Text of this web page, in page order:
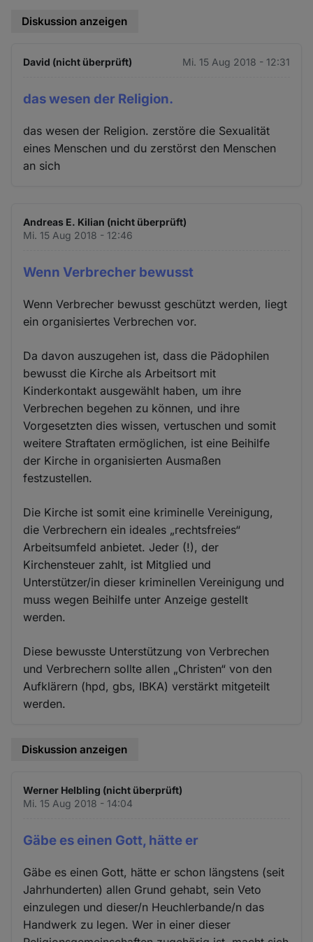
Diskussion anzeigen
David (nicht überprüft) Mi. 15 Aug 2018 - 12:31
das wesen der Religion.
das wesen der Religion. zerstöre die Sexualität
eines Menschen und du zerstörst den Menschen
an sich
Andreas E. Kilian (nicht überprüft)
Mi. 15 Aug 2018 - 12:46
Wenn Verbrecher bewusst
Wenn Verbrecher bewusst geschützt werden, liegt
ein organisiertes Verbrechen vor.
Da davon auszugehen ist, dass die Pädophilen
bewusst die Kirche als Arbeitsort mit
Kinderkontakt ausgewählt haben, um ihre
Verbrechen begehen zu können, und ihre
Vorgesetzten dies wissen, vertuschen und somit
weitere Straftaten ermöglichen, ist eine Beihilfe
der Kirche in organisierten Ausmaßen
festzustellen.
Die Kirche ist somit eine kriminelle Vereinigung,
die Verbrechern ein ideales „rechtsfreies“
Arbeitsumfeld anbietet. Jeder (!), der
Kirchensteuer zahlt, ist Mitglied und
Unterstützer/in dieser kriminellen Vereinigung und
muss wegen Beihilfe unter Anzeige gestellt
werden.
Diese bewusste Unterstützung von Verbrechen
und Verbrechern sollte allen „Christen“ von den
Aufklärern (hpd, gbs, IBKA) verstärkt mitgeteilt
werden.
Diskussion anzeigen
Werner Helbling (nicht überprüft)
Mi. 15 Aug 2018 - 14:04
Gäbe es einen Gott, hätte er
Gäbe es einen Gott, hätte er schon längstens (seit
Jahrhunderten) allen Grund gehabt, sein Veto
einzulegen und dieser/n Heuchlerbande/n das
Handwerk zu legen. Wer in einer dieser